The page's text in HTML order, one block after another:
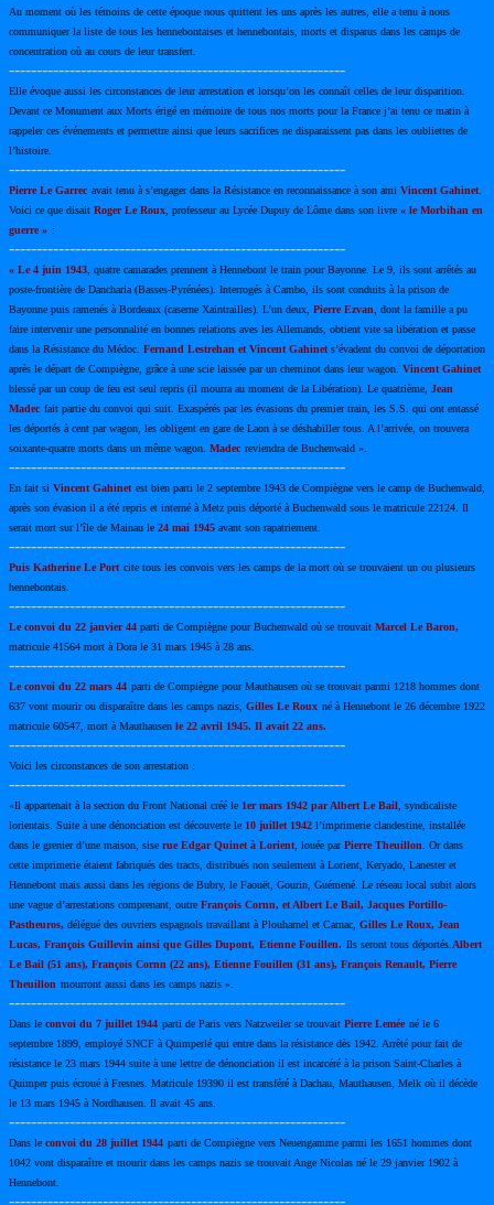
Au moment où les témoins de cette époque nous quittent les uns après les autres, elle a tenu à nous
communiquer la liste de tous les hennebontaises et hennebontais, morts et disparus dans les camps de
concentration où au cours de leur transfert.
-------------------------------------------------------------
Elle évoque aussi les circonstances de leur arrestation et lorsqu’on les connaît celles de leur disparition.
Devant ce Monument aux Morts érigé en mémoire de tous nos morts pour la France j’ai tenu ce matin à
rappeler ces événements et permettre ainsi que leurs sacrifices ne disparaissent pas dans les oubliettes de
l’histoire.
-------------------------------------------------------------
Pierre Le Garrec avait tenu à s’engager dans la Résistance en reconnaissance à son ami Vincent Gahinet
Voici ce que disait Roger Le Roux , professeur au Lycée Dupuy de Lôme dans son livre « le Morbihan en
guerre » :
-------------------------------------------------------------
« Le 4 juin 1943 , quatre camarades prennent à Hennebont le train pour Bayonne. Le 9, ils sont arrêtés au
poste-frontière de Dancharia (Basses-Pyrénées). Interrogés à Cambo, ils sont conduits à la prison de
Bayonne puis ramenés à Bordeaux (caserne Xaintrailles). L’un deux, Pierre Ezvan , dont la famille a pu
faire intervenir une personnalité en bonnes relations aves les Allemands, obtient vite sa libération et passe
dans la Résistance du Médoc. Fernand Lestrehan et Vincent Gahinet s’évadent du convoi de déportation
après le départ de Compiègne, grâce à une scie laissée par un cheminot dans leur wagon. Vincent Gahinet
blessé par un coup de feu est seul repris (il mourra au moment de la Libération). Le quatrième, Jean
Madec fait partie du convoi qui suit. Exaspérés par les évasions du premier train, les S.S. qui ont entassé
les déportés à cent par wagon, les obligent en gare de Laon à se déshabiller tous. A l’arrivée, on trouvera
soixante-quatre morts dans un même wagon. Madec reviendra de Buchenwald ».
-------------------------------------------------------------
En fait si Vincent Gahinet est bien parti le 2 septembre 1943 de Compiègne vers le camp de Buchenwald,
après son évasion il a été repris et interné à Metz puis déporté à Buchenwald sous le matricule 22124. Il
serait mort sur l’île de Mainau le 24 mai 1945 avant son rapatriement.
-------------------------------------------------------------
Puis Katherine Le Port cite tous les convois vers les camps de la mort où se trouvaient un ou plusieurs
hennebontais.
-------------------------------------------------------------
Le convoi du 22 janvier 44 parti de Compiègne pour Buchenwald où se trouvait Marcel Le Baron,
matricule 41564 mort à Dora le 31 mars 1945 à 28 ans.
-------------------------------------------------------------
Le convoi du 22 mars 44 parti de Compiègne pour Mauthausen où se trouvait parmi 1218 hommes dont
637 vont mourir ou disparaître dans les camps nazis, Gilles Le Roux né à Hennebont le 26 décembre 1922
matricule 60547, mort à Mauthausen le 22 avril 1945. Il avait 22 ans.
-------------------------------------------------------------
Voici les circonstances de son arrestation :
-------------------------------------------------------------
«Il appartenait à la section du Front National créé le 1er mars 1942 par Albert Le Bail , syndicaliste
lorientais. Suite à une dénonciation est découverte le 10 juillet 1942 l’imprimerie clandestine, installée
dans le grenier d’une maison, sise rue Edgar Quinet à Lorient , louée parPierre Theuillon . Or dans
cette imprimerie étaient fabriqués des tracts, distribués non seulement à Lorient, Keryado, Lanester et
Hennebont mais aussi dans les régions de Bubry, le Faouët, Gourin, Guémené. Le réseau local subit alors
une vague d’arrestations comprenant, outre François Cornn, et Albert Le Bail, Jacques Portillo-
Pastheuros, délégué des ouvriers espagnols travaillant à Plouharnel et Carnac, Gilles Le Roux, Jean
Lucas, François Guillevin ainsi que Gilles Dupont, Etienne Fouillen. Ils seront tous déportés. Albert
Le Bail (51 ans), François Cornn (22 ans), Etienne Fouillen (31 ans), François Renault, Pierre
Theuillon mourront aussi dans les camps nazis ».
-------------------------------------------------------------
Dans le convoi du 7 juillet 1944 parti de Paris vers Natzweiler se trouvait Pierre Lemée né le 6
septembre 1899, employé SNCF à Quimperlé qui entre dans la résistance dès 1942. Arrêté pour fait de
résistance le 23 mars 1944 suite à une lettre de dénonciation il est incarcéré à la prison Saint-Charles à
Quimper puis écroué à Fresnes. Matricule 19390 il est transféré à Dachau, Mauthausen, Melk où il décède
le 13 mars 1945 à Nordhausen. Il avait 45 ans.
-------------------------------------------------------------
Dans le convoi du 28 juillet 1944 parti de Compiègne vers Neuengamme parmi les 1651 hommes dont
1042 vont disparaître et mourir dans les camps nazis se trouvait Ange Nicolas né le 29 janvier 1902 à
Hennebont.
-------------------------------------------------------------